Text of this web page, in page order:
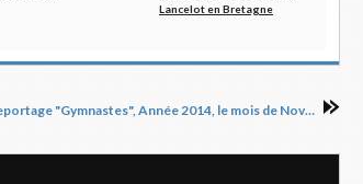
Lancelot en Bretagne
Reportage "Gymnastes", Année 2014, le mois de Novembre partie 1